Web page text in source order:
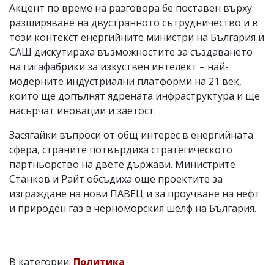
Акцент по време на разговора бе поставен върху
разширяване на двустранното сътрудничество и в
този контекст енергийните министри на България и
САЩ дискутираха възможностите за създаването
на гигафабрики за изкуствен интелект – най-
модерните индустриални платформи на 21 век,
които ще допълнят ядрената инфраструктура и ще
насърчат иновации и заетост.
Засягайки въпроси от общ интерес в енергийната
сфера, страните потвърдиха стратегическото
партньорство на двете държави. Министрите
Станков и Райт обсъдиха още проектите за
изграждане на нови ПАВЕЦ и за проучване на нефт
и природен газ в черноморския шелф на България.
В категории: Политика